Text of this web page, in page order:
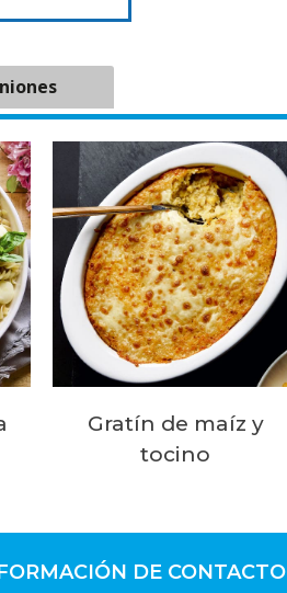
Gratín de maíz y
tocino
DE CONTACTO